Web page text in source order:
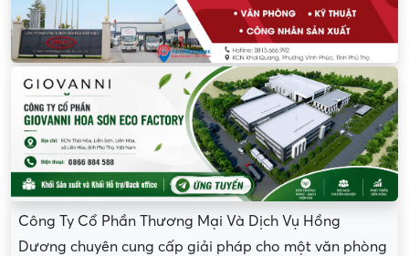
Công Ty Cổ Phần Thương Mại Và Dịch Vụ Hồng
Dương chuyên cung cấp giải pháp cho một văn phòng